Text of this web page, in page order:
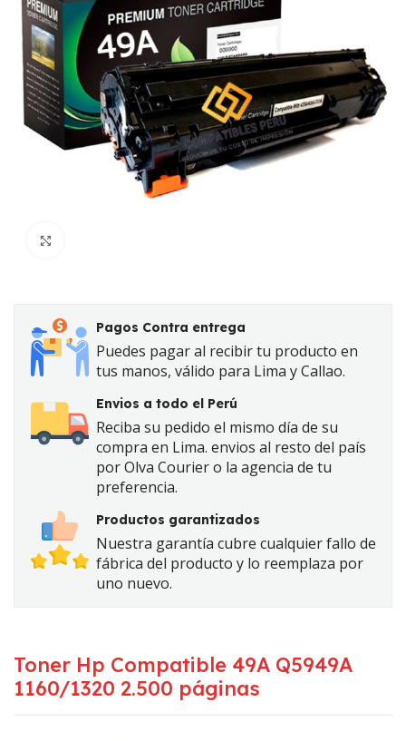
Pagos Contra entrega
Puedes pagar al recibir tu producto en
tus manos, válido para Lima y Callao.
Envios a todo el Perú
Reciba su pedido el mismo día de su
compra en Lima. envios al resto del país
por Olva Courier o la agencia de tu
preferencia.
Productos garantizados
Nuestra garantía cubre cualquier fallo de
fábrica del producto y lo reemplaza por
uno nuevo.
Toner Hp Compatible 49A Q5949A
1160/1320 2.500 páginas